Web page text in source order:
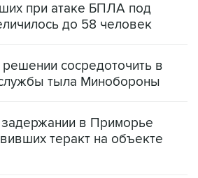
при атаке БПЛА под
до 58 человек
сосредоточить в
тыла Минобороны
в Приморье
теракт на объекте